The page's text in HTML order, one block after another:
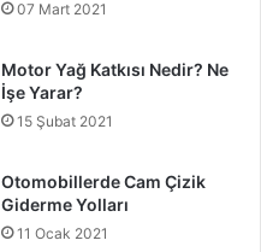
07 Mart 2021
Motor Yağ Katkısı Nedir? Ne
İşe Yarar?
15 Şubat 2021
Otomobillerde Cam Çizik
Giderme Yolları
11 Ocak 2021